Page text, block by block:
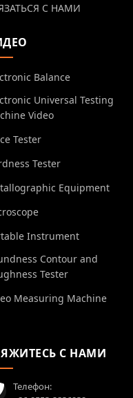
С НАМИ
Balance
Universal Testing
Video
Tester
Tester
Equipment
Instrument
Contour and
Tester
Measuring Machine
С НАМИ
Телефон: